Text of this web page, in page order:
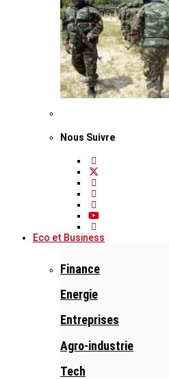
Nous Suivre
Eco et Business
Finance
Energie
Entreprises
Agro-industrie
Tech